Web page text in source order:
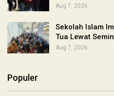
Aug 7, 2026
Sekolah Islam
Tua Lewat
Aug 7, 2026
Populer